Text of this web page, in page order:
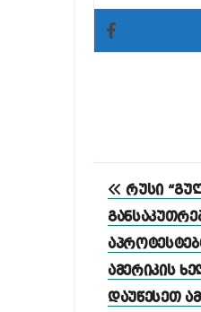
რუსი
ამერიკის
დაუწესეთ